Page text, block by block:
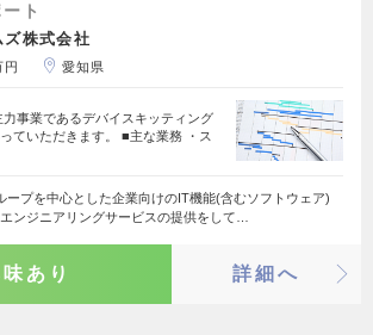
ト
ズ株式会社
円 愛知県
力事業であるデバイスキッティング
ていただきます。 ■主な業務 ・ス
ープを中心とした企業向けのIT機能(含むソフトウェア)
ンジニアリングサービスの提供をして…
あり 詳細へ